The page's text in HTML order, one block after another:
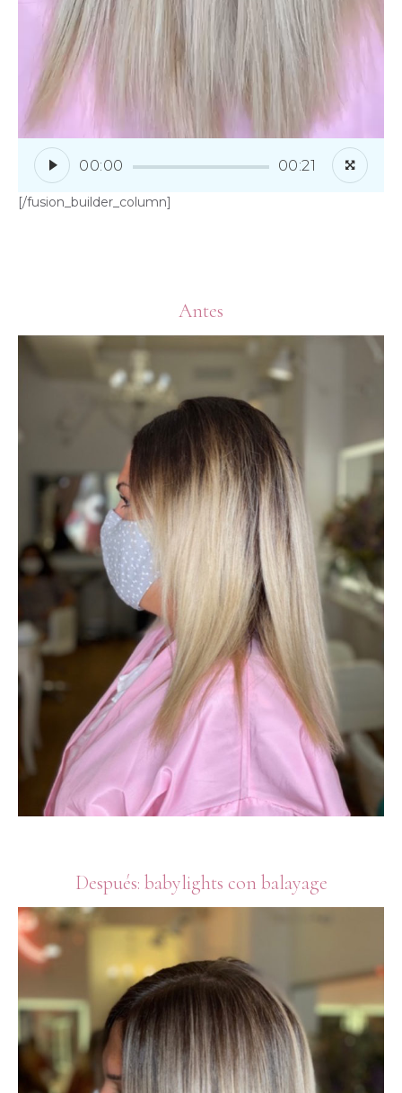
00:00 00:21
[/fusion_builder_column]
Antes
Después: babylights con balayage